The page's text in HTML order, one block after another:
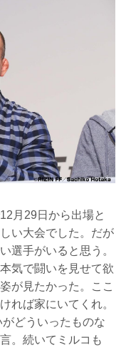
月29日から出場と
い大会でした。だが
選手がいると思う。
気で闘いを見せて欲
が見たかった。ここ
れば家にいてくれ。
どういったものな
。続いてミルコも